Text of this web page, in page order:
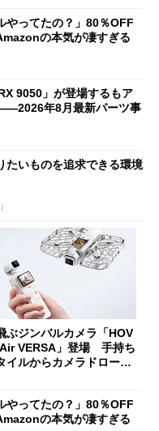
やってたの？」80％OFF
の本気が凄すぎる
9050」が登場するもア
年8月最新パーツ事
たいものを追求できる環境
ぶジンバルカメラ「HOV
VERSA」登場 手持ち
イルからカメラドローン
やってたの？」80％OFF
の本気が凄すぎる